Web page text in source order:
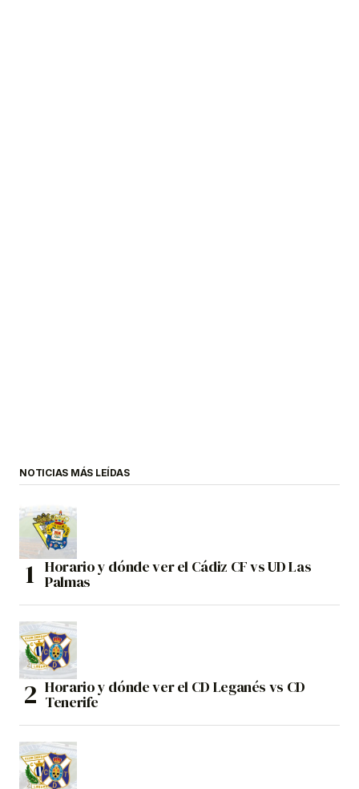
NOTICIAS MÁS LEÍDAS
Horario y dónde ver el Cádiz CF vs UD Las
Palmas
Horario y dónde ver el CD Leganés vs CD
Tenerife